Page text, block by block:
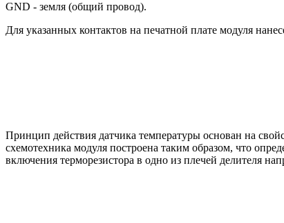
GND - земля (общий провод).
Для указанных контактов на печатной плате модуля
Принцип действия датчика температуры основан на
схемотехника модуля построена таким образом, что
включения терморезистора в одно из плечей делителя